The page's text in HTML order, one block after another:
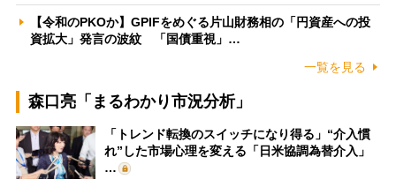
【令和のPKOか】GPIFをめぐる片山財務相の「円資産への投
資拡大」発言の波紋 「国債重視」…
一覧を見る
森口亮「まるわかり市況分析」
「トレンド転換のスイッチになり得る」“介入慣
れ”した市場心理を変える「日米協調為替介入」
…